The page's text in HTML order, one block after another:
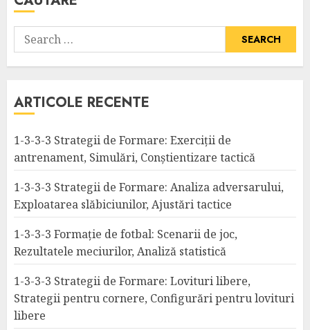
Search
for:
ARTICOLE RECENTE
1-3-3-3 Strategii de Formare: Exerciții de
antrenament, Simulări, Conștientizare tactică
1-3-3-3 Strategii de Formare: Analiza adversarului,
Exploatarea slăbiciunilor, Ajustări tactice
1-3-3-3 Formație de fotbal: Scenarii de joc,
Rezultatele meciurilor, Analiză statistică
1-3-3-3 Strategii de Formare: Lovituri libere,
Strategii pentru cornere, Configurări pentru lovituri
libere